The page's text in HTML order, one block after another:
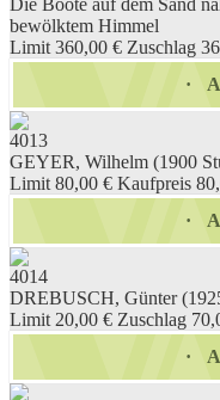
bewölktem Himmel
Limit 360,00 € Zuschlag
4013
GEYER, Wilhelm (1900
Limit 80,00 € Kaufpreis
4014
DREBUSCH, Günter
Limit 20,00 € Zuschlag